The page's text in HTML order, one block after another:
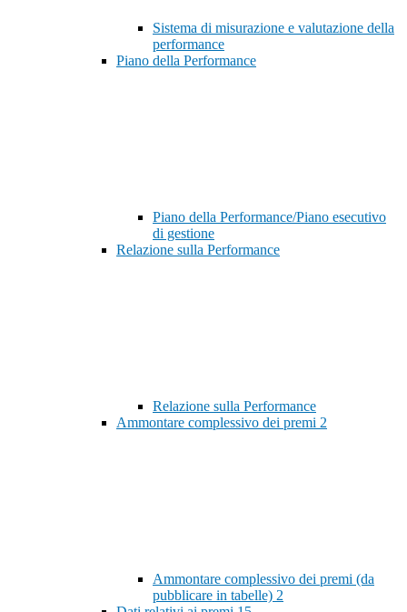
Sistema di misurazione e valutazione della
performance
Piano della Performance
Piano della Performance/Piano esecutivo
di gestione
Relazione sulla Performance
Relazione sulla Performance
Ammontare complessivo dei premi 2
Ammontare complessivo dei premi (da
pubblicare in tabelle) 2